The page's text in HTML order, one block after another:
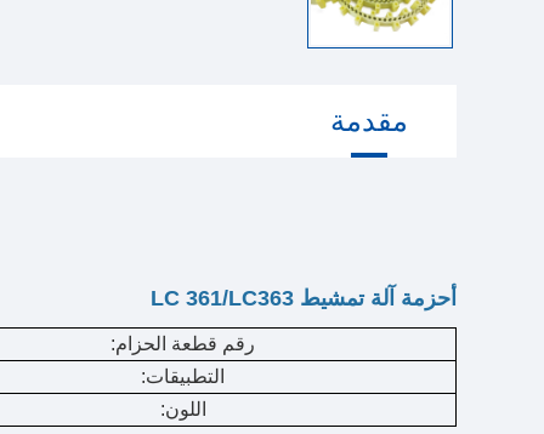
مقدمة
أحزمة آلة تمشيط LC 361/LC363
رقم قطعة الحزام:
التطبيقات:
اللون: